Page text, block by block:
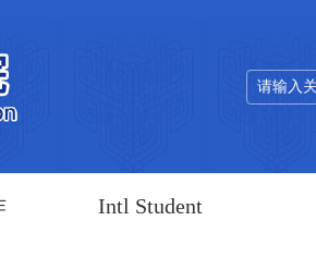
Intl Student